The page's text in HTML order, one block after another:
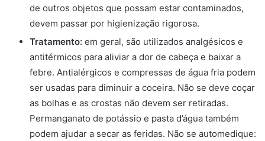
de outros objetos que possam estar contaminados,
devem passar por higienização rigorosa.
Tratamento: em geral, são utilizados analgésicos e
antitérmicos para aliviar a dor de cabeça e baixar a
febre. Antialérgicos e compressas de água fria podem
ser usadas para diminuir a coceira. Não se deve coçar
as bolhas e as crostas não devem ser retiradas.
Permanganato de potássio e pasta d’água também
podem ajudar a secar as feridas. Não se automedique: